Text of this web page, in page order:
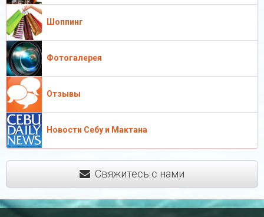
Шоппинг
Фотогалерея
Отзывы
Новости Себу и Мактана
Свяжитесь с нами